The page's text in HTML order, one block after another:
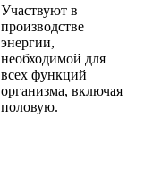
Участвуют в
производстве
энергии,
необходимой для
всех функций
организма, включая
половую.